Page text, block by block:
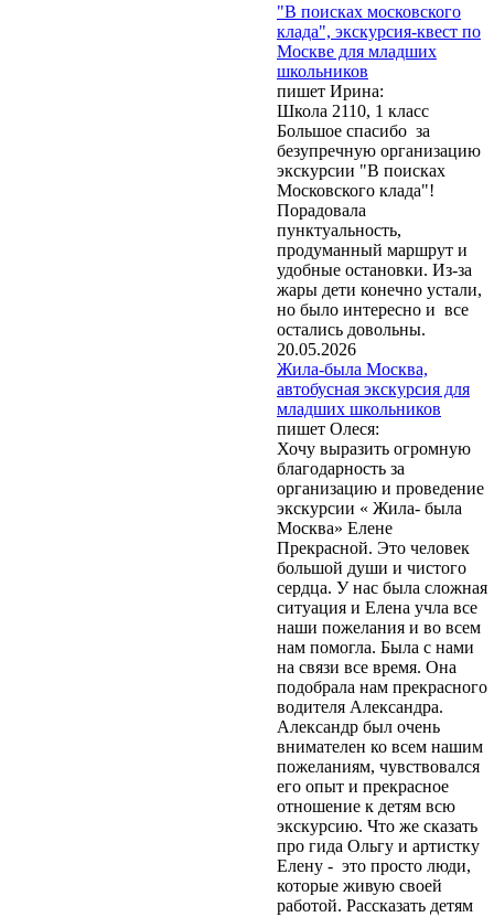
Обращаем Ваше
внимание, что при
заказе экскурсий и
оформлении бланков
заказа нажатие кнопки
"Отправить" или
"Заказать" означает
согласие на обработку
Ваших персональных
данных (Федеральный
закон № 152-ФЗ от
27.07.2006 г. «О
персональных
данных»).Вы даете
согласие Центру
экскурсий и
путешествий
«Московский» на
обработку своих
персональных данных
(ФИО, телефон, e-mail)
в целях обработки
своего заказа и связи с
вами. Обработка
осуществляется в
соответствии с
Политикой
конфиденциальности
Согласие может быть
отозвано путём
направления
письменного заявления
на адрес
moscentre@yandex.ru.
Отправить
"В поисках московского
клада", экскурсия-квест по
Москве для младших
школьников
пишет Ирина:
Школа 2110, 1 класс
Большое спасибо за
безупречную организацию
экскурсии "В поисках
Московского клада"!
Порадовала
пунктуальность,
продуманный маршрут и
удобные остановки. Из-за
жары дети конечно устали,
но было интересно и все
остались довольны.
20.05.2026
Жила-была Москва,
автобусная экскурсия для
младших школьников
пишет Олеся:
Хочу выразить огромную
благодарность за
организацию и проведение
экскурсии « Жила- была
Москва» Елене
Прекрасной. Это человек
большой души и чистого
сердца. У нас была сложная
ситуация и Елена учла все
наши пожелания и во всем
нам помогла. Была с нами
на связи все время. Она
подобрала нам прекрасного
водителя Александра.
Александр был очень
внимателен ко всем нашим
пожеланиям, чувствовался
его опыт и прекрасное
отношение к детям всю
экскурсию. Что же сказать
про гида Ольгу и артистку
Елену - это просто люди,
которые живую своей
работой. Рассказать детям